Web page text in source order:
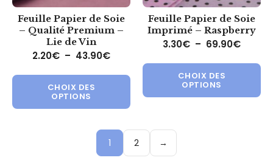
Feuille Papier de Soie
– Qualité Premium –
Lie de Vin
2.20€ – 43.90€Plage de prix : 2.20€ à 43.90€
CHOIX DES
OPTIONS
Ce produit a plusieurs
Feuille Papier de Soie
Imprimé – Raspberry
3.30€ – 69.90€Plage
CHOIX DES
OPTIONS
1 2 →